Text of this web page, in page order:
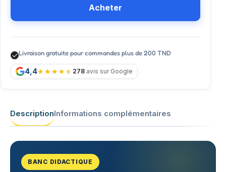
Acheter
Livraison gratuite pour commandes plus de 200 TND
4,4 278 avis sur Google
DescriptionInformations complémentaires
BANC DIDACTIQUE